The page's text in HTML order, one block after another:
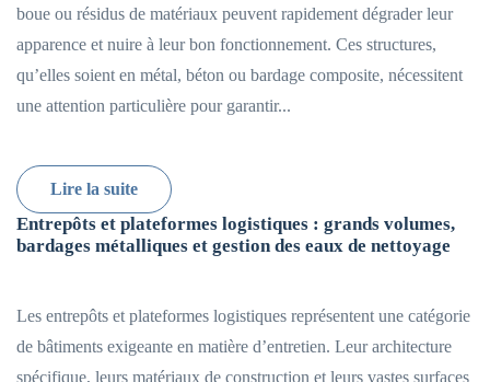
boue ou résidus de matériaux peuvent rapidement dégrader leur
apparence et nuire à leur bon fonctionnement. Ces structures,
qu’elles soient en métal, béton ou bardage composite, nécessitent
une attention particulière pour garantir...
Lire la suite
Entrepôts et plateformes logistiques : grands volumes,
bardages métalliques et gestion des eaux de nettoyage
Les entrepôts et plateformes logistiques représentent une catégorie
de bâtiments exigeante en matière d’entretien. Leur architecture
spécifique, leurs matériaux de construction et leurs vastes surfaces